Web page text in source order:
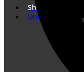
Shop
Unternehmen